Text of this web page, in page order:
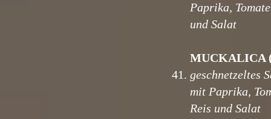
41.
Paprika,
und Salat
MUCKALICA
geschnetzeltes
mit Paprika,
Reis und Salat